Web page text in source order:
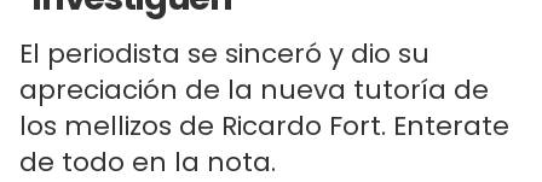
El periodista se sinceró y dio su
apreciación de la nueva tutoría de
los mellizos de Ricardo Fort. Enterate
de todo en la nota.